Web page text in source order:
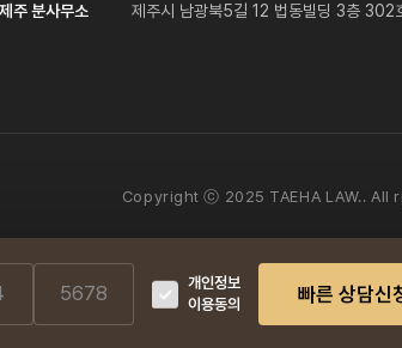
개인정보
이용동의
빠른 상담신
제주 분사무소
제주시 남광북5길 12 법동빌딩 3층 302
Copyright ⓒ 2025 TAEHA LAW.. All